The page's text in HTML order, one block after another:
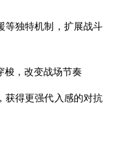
等独特机制，扩展战斗
梭，改变战场节奏
获得更强代入感的对抗